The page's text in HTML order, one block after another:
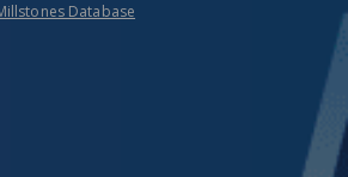
Database